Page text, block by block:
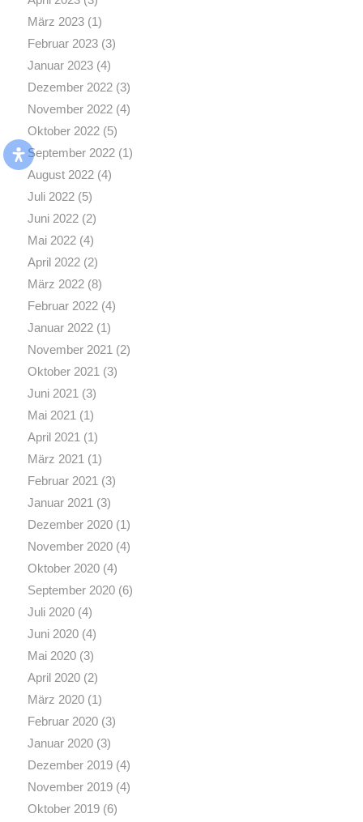
März 2023(1)
Februar 2023(3)
Januar 2023(4)
Dezember 2022(3)
November 2022(4)
Oktober 2022(5)
September 2022(1)
August 2022(4)
Juli 2022(5)
Juni 2022(2)
Mai 2022(4)
April 2022(2)
März 2022(8)
Februar 2022(4)
Januar 2022(1)
November 2021 (2)
Oktober 2021 (3)
Juni 2021 (3)
Mai 2021 (1)
April 2021 (1)
März 2021 (1)
Februar 2021 (3)
Januar 2021 (3)
Dezember 2020(1)
November 2020(4)
Oktober 2020(4)
September 2020(6)
Juli 2020(4)
Juni 2020(4)
Mai 2020(3)
April 2020(2)
März 2020(1)
Februar 2020(3)
Januar 2020(3)
Dezember 2019(4)
November 2019(4)
Oktober 2019(6)